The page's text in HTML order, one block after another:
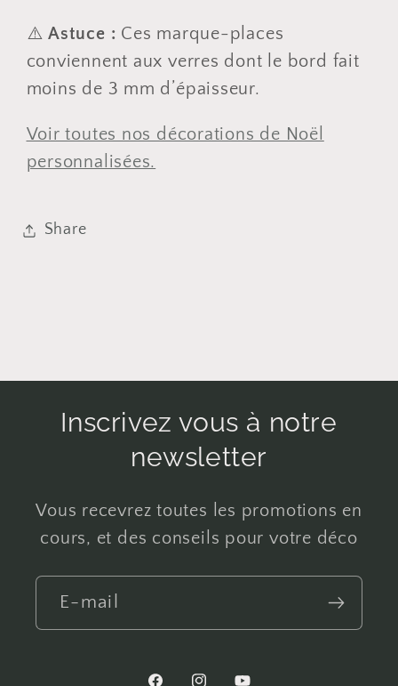
⚠️Astuce : Ces marque-places
conviennent aux verres dont le bord fait
moins de 3 mm d’épaisseur.
Voir toutes nos décorations de Noël
personnalisées.
Share
Inscrivez vous à notre
newsletter
Vous recevrez toutes les promotions en
cours, et des conseils pour votre déco
E-mail